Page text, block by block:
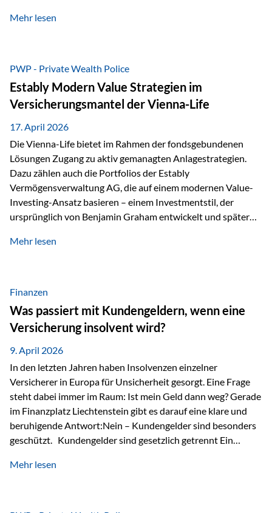
fünf zentrale Faktoren: eine saubere Struktur, breite
diesem Thema liefern unter anderem die praxisnahen
Ansätze von Finanzexperte Klaus Rost, der seit vielen Jahren
für eine verständliche und…
Mehr lesen
PWP - Private Wealth Police
Estably Modern Value Strategien im
Versicherungsmantel der Vienna-Life
17. April 2026
Die Vienna-Life bietet im Rahmen der fondsgebundenen
Lösungen Zugang zu aktiv gemanagten Anlagestrategien.
Dazu zählen auch die Portfolios der Estably
Vermögensverwaltung AG, die auf einem modernen Value-
Investing-Ansatz basieren – einem Investmentstil, der
ursprünglich von Benjamin Graham entwickelt und später
Modernes Value Investing als Grundlage Der
Fokus stehen Unternehmen, deren Börsenkurs unter ihrem
inneren Wert liegt. Neben klassischen
Bewertungskennzahlen werden auch qualitative Faktoren
wie Geschäftsmodell, Wettbewerbsvorteile und
Managementqualität…
Mehr lesen
Finanzen
Was passiert mit Kundengeldern, wenn eine
Versicherung insolvent wird?
9. April 2026
In den letzten Jahren haben Insolvenzen einzelner
Versicherer in Europa für Unsicherheit gesorgt. Eine Frage
steht dabei immer im Raum: Ist mein Geld dann weg? Gerade
im Finanzplatz Liechtenstein gibt es darauf eine klare und
beruhigende Antwort:Nein – Kundengelder sind besonders
geschützt. Kundengelder sind gesetzlich getrennt Ein
sogenannte Sondermasse. Das bedeutet:Die
Mehr lesen